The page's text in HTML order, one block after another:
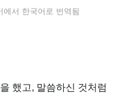
에서 한국어 로 번역됨
했고, 말씀하신 것처럼